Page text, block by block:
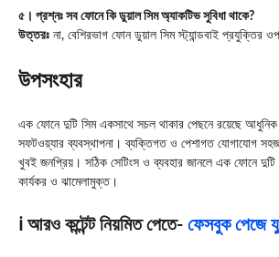
৫। প্রশ্নঃ সব ফোনে কি ডুয়াল সিম অ্যাকটিভ সুবিধা থাকে?
উত্তরঃ না, বেশিরভাগ ফোন ডুয়াল সিম স্ট্যান্ডবাই প্রযুক্তির
উপসংহার
এক ফোনে দুটি সিম একসাথে সচল থাকার পেছনে রয়েছে আধুনিক
সফটওয়্যার ব্যবস্থাপনা। ব্যক্তিগত ও পেশাগত যোগাযোগ সহজ
খুবই জনপ্রিয়। সঠিক সেটিংস ও ব্যবহার জানলে এক ফোনে
কার্যকর ও ঝামেলামুক্ত।
ℹ️ আরও কন্টেন্ট নিয়মিত পেতে- ফেসবুক পেজে